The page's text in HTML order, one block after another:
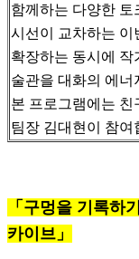
함께하는 다양한 토
시선이 교차하는 이
확장하는 동시에 작
술관을 대화의 에너
본 프로그램에는 친
팀장 김대현이 참여
「구멍을 기록
카이브」